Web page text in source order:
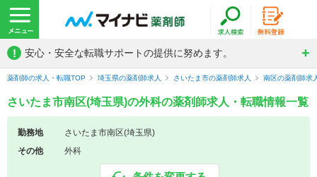
! 安心・安全な転職サポートの提供に努めます。
薬剤師の求人・転職TOP 埼玉県の薬剤師求人 さいたま市の薬剤師求人 南区の薬剤師求
さいたま市南区(埼玉県)の外科の薬剤師求人・転職情報一覧
勤務地
さいたま市南区(埼玉県)
その他
外科